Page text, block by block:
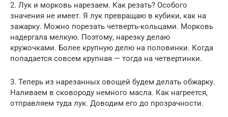
2. Лук и морковь нарезаем. Как резать? Особого
значения не имеет. Я лук превращаю в кубики, как на
зажарку. Можно порезать четверть-кольцами. Морковь
надергала мелкую. Поэтому, нарезку делаю
кружочками. Более крупную делю на половинки. Когда
попадается совсем крупная — тогда на четвертинки.
3. Теперь из нарезанных овощей будем делать обжарку.
Наливаем в сковороду немного масла. Как нагреется,
отправляем туда лук. Доводим его до прозрачности.